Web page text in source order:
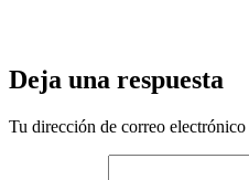
Deja una respuesta
Tu dirección de correo